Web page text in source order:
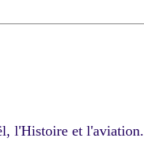
l'Histoire et l'aviation.